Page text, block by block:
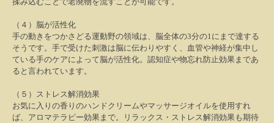
（４）脳が活性化
手の動きをつかさどる運動野の領域は、脳全体の3分の1 にまで達する
そうです。手で受けた刺激は脳に伝わりやすく、血管や神経が集中し
ている手のケアによって脳が活性化。認知症や物忘れ防止効果まであ
ると言われています。
（５）ストレス解消効果
お気に入りの香りのハンドクリームやマッサージオイルを使用すれ
ば、アロマテラピー効果まで。リラックス・ストレス解消効果も期待